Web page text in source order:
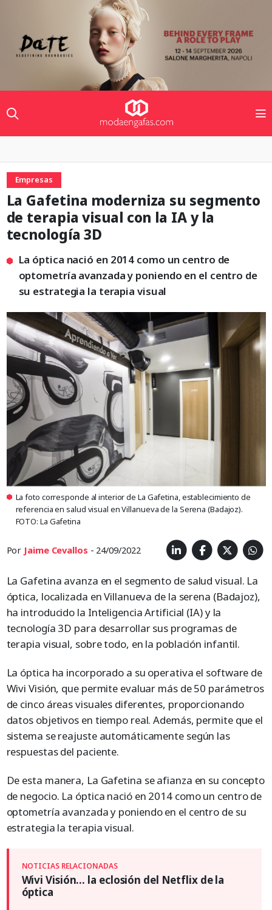
Empresas
La Gafetina moderniza su segmento
de terapia visual con la IA y la
tecnología 3D
La óptica nació en 2014 como un centro de
optometría avanzada y poniendo en el centro de
su estrategia la terapia visual
La foto corresponde al interior de La Gafetina, establecimiento de
referencia en salud visual en Villanueva de la Serena (Badajoz).
FOTO: La Gafetina
Por Jaime Cevallos - 24/09/2022
La Gafetina avanza en el segmento de salud visual. La
óptica, localizada en Villanueva de la serena (Badajoz),
ha introducido la Inteligencia Artificial (IA) y la
tecnología 3D para desarrollar sus programas de
terapia visual, sobre todo, en la población infantil.
La óptica ha incorporado a su operativa el software de
Wivi Visión, que permite evaluar más de 50 parámetros
de cinco áreas visuales diferentes, proporcionando
datos objetivos en tiempo real. Además, permite que el
sistema se reajuste automáticamente según las
respuestas del paciente.
De esta manera, La Gafetina se afianza en su concepto
de negocio. La óptica nació en 2014 como un centro de
optometría avanzada y poniendo en el centro de su
estrategia la terapia visual.
Wivi Visión… la eclosión del Netflix de la
óptica